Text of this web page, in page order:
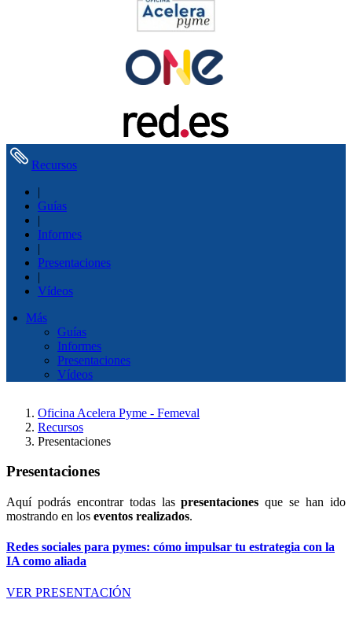
Recursos
|
Guías
|
Informes
|
Presentaciones
|
Vídeos
Más
Guías
Informes
Presentaciones
Vídeos
Oficina Acelera Pyme - Femeval
Recursos
Presentaciones
Presentaciones
Aquí podrás encontrar todas laspresentaciones que se han ido
mostrando en los eventos realizados.
Redes sociales para pymes: cómo impulsar tu estrategia con la
IA como aliada
VER PRESENTACIÓN